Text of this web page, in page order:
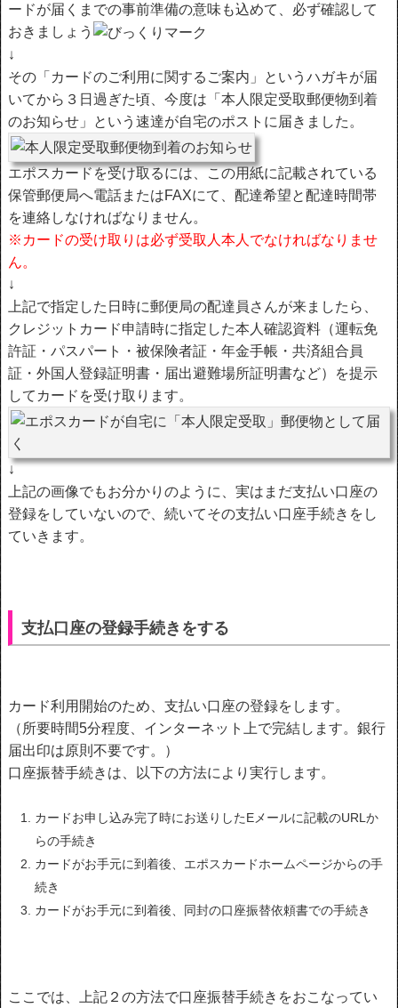
ードが届くまでの事前準備の意味も込めて、必ず確認して
おきましょう
↓
その「カードのご利用に関するご案内」というハガキが届
いてから３日過ぎた頃、今度は「本人限定受取郵便物到着
のお知らせ」という速達が自宅のポストに届きました。
エポスカードを受け取るには、この用紙に記載されている
保管郵便局へ電話またはFAXにて、配達希望と配達時間帯
を連絡しなければなりません。
※カードの受け取りは必ず受取人本人でなければなりませ
ん。
↓
上記で指定した日時に郵便局の配達員さんが来ましたら、
クレジットカード申請時に指定した本人確認資料（運転免
許証・パスパート・被保険者証・年金手帳・共済組合員
証・外国人登録証明書・届出避難場所証明書など）を提示
してカードを受け取ります。
↓
上記の画像でもお分かりのように、実はまだ支払い口座の
登録をしていないので、続いてその支払い口座手続きをし
ていきます。
支払口座の登録手続きをする
カード利用開始のため、支払い口座の登録をします。
（所要時間5分程度、インターネット上で完結します。銀行
届出印は原則不要です。）
口座振替手続きは、以下の方法により実行します。
カードお申し込み完了時にお送りしたEメールに記載のURLか
らの手続き
カードがお手元に到着後、エポスカードホームページからの手
続き
カードがお手元に到着後、同封の口座振替依頼書での手続き
ここでは、上記２の方法で口座振替手続きをおこなってい